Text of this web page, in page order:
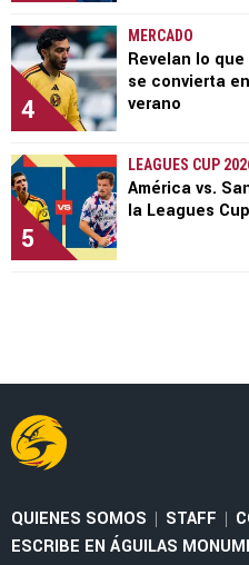
4
MERCADO
Revelan lo
se convierta
verano
5
LEAGUES CUP
América vs.
la Leagues
QUIENES SOMOS | STAFF |
ESCRIBE EN ÁGUILAS